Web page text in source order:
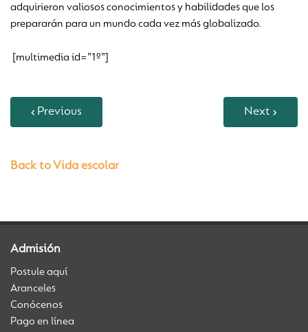
adquirieron valiosos conocimientos y habilidades que los
prepararán para un mundo cada vez más globalizado.
[multimedia id=”1º”]
Previous Next
Back to Vida escolar
Admisión
Postule aquí
Aranceles
Conócenos
Pago en línea